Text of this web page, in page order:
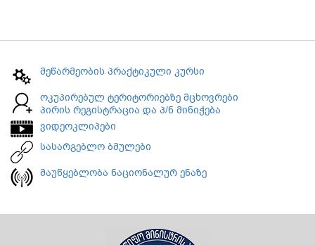
მეწარმეობის პრაქტიკული კურსი
ოკუპირებულ ტერიტორიებზე მცხოვრები
პირის რეგისტრაცია და პ/ნ მინიჭება
ვიდეოკლიპები
სასარგებლო ბმულები
მაუწყებლობა ნაციონალურ ენაზე